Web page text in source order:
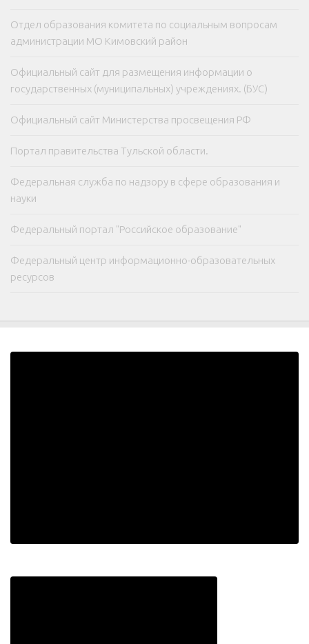
Отдел образования комитета по социальным вопросам
администрации МО Кимовский район
Официальный сайт для размещения информации о
государственных (муниципальных) учреждениях. (БУС)
Официальный сайт Министерства просвещения РФ
Портал правительства Тульской области.
Федеральная служба по надзору в сфере образования и
науки
Федеральный портал "Российское образование"
Федеральный центр информационно-образовательных
ресурсов